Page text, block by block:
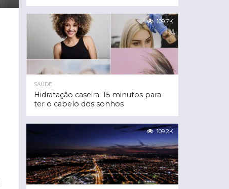
109.7K
SAÚDE
Hidratação caseira: 15 minutos para
ter o cabelo dos sonhos
109.2K